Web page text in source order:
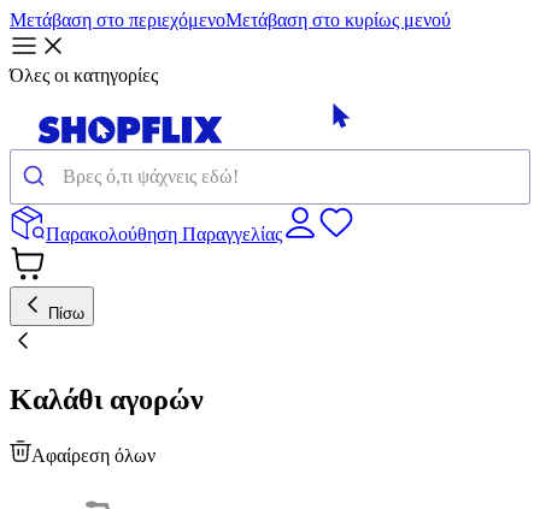
Μετάβαση στο περιεχόμενοΜετάβαση στο κυρίως μενού
Όλες οι κατηγορίες
Παρακολούθηση Παραγγελίας
Πίσω
Καλάθι αγορών
Αφαίρεση όλων